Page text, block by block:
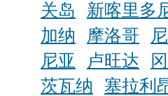
关岛
新喀里多
加纳
摩洛哥
尼亚
卢旺达
茨瓦纳
塞拉利